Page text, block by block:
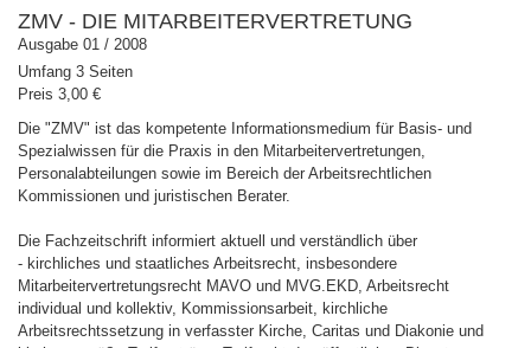
ZMV - DIE MITARBEITERVERTRETUNG
Ausgabe 01 / 2008
Umfang 3 Seiten
Preis 3,00 €
Die "ZMV" ist das kompetente Informationsmedium für Basis- und
Spezialwissen für die Praxis in den Mitarbeitervertretungen,
Personalabteilungen sowie im Bereich der Arbeitsrechtlichen
Kommissionen und juristischen Berater.
Die Fachzeitschrift informiert aktuell und verständlich über
- kirchliches und staatliches Arbeitsrecht, insbesondere
Mitarbeitervertretungsrecht MAVO und MVG.EKD, Arbeitsrecht
individual und kollektiv, Kommissionsarbeit, kirchliche
Arbeitsrechtssetzung in verfasster Kirche, Caritas und Diakonie und